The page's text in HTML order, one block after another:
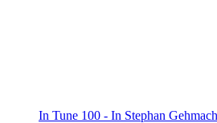
In Tune 100 - In Stephan